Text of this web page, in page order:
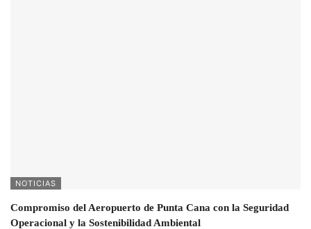
NOTICIAS
Compromiso del Aeropuerto de Punta Cana con la Seguridad
Operacional y la Sostenibilidad Ambiental